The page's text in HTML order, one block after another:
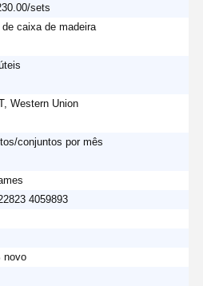
sets
de caixa de madeira
Western Union
conjuntos por mês
4059893
novo